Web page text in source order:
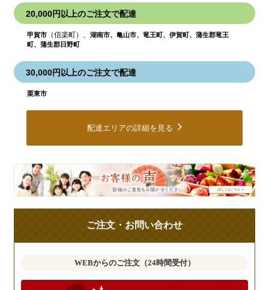
20,000円以上のご注文で配達
甲賀市 （信楽町）、湖南市、亀山市、竜王町、伊賀町、蒲生郡竜王
町、蒲生郡日野町
30,000円以上のご注文で配達
栗東市
配達エリアの詳細を見る
皆
様
の
見
ご注文・お問い合わせ
WEBからのご注文（24時間受付）